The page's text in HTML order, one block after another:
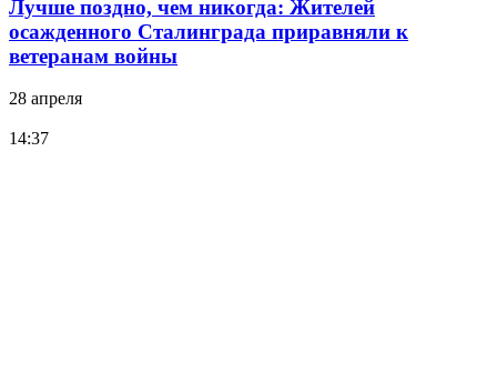
Лучше поздно, чем никогда: Жителей
осажденного Сталинграда приравняли к
ветеранам войны
28 апреля
14:37